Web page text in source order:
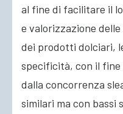
al fine di facilitare il
e valorizzazione
dei prodotti dolciari,
specificità, con il
dalla concorrenza
similari ma con